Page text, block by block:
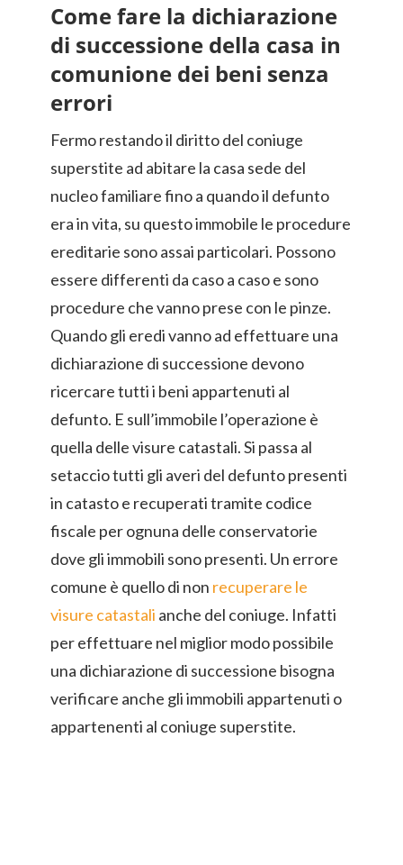
Come fare la dichiarazione
di successione della casa in
comunione dei beni senza
errori
Fermo restando il diritto del coniuge
superstite ad abitare la casa sede del
nucleo familiare fino a quando il defunto
era in vita, su questo immobile le procedure
ereditarie sono assai particolari. Possono
essere differenti da caso a caso e sono
procedure che vanno prese con le pinze.
Quando gli eredi vanno ad effettuare una
dichiarazione di successione devono
ricercare tutti i beni appartenuti al
defunto. E sull’immobile l’operazione è
quella delle visure catastali. Si passa al
setaccio tutti gli averi del defunto presenti
in catasto e recuperati tramite codice
fiscale per ognuna delle conservatorie
dove gli immobili sono presenti. Un errore
comune è quello di non recuperare le
visure catastali anche del coniuge. Infatti
per effettuare nel miglior modo possibile
una dichiarazione di successione bisogna
verificare anche gli immobili appartenuti o
appartenenti al coniuge superstite.